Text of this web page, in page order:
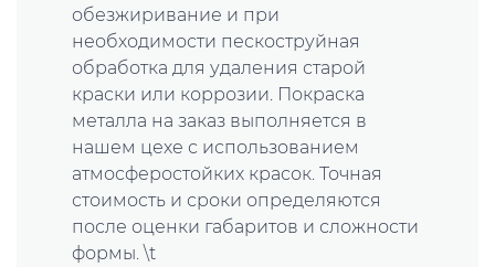
обезжиривание и при
необходимости пескоструйная
обработка для удаления старой
краски или коррозии. Покраска
металла на заказ выполняется в
нашем цехе с использованием
атмосферостойких красок. Точная
стоимость и сроки определяются
после оценки габаритов и сложности
формы. \t